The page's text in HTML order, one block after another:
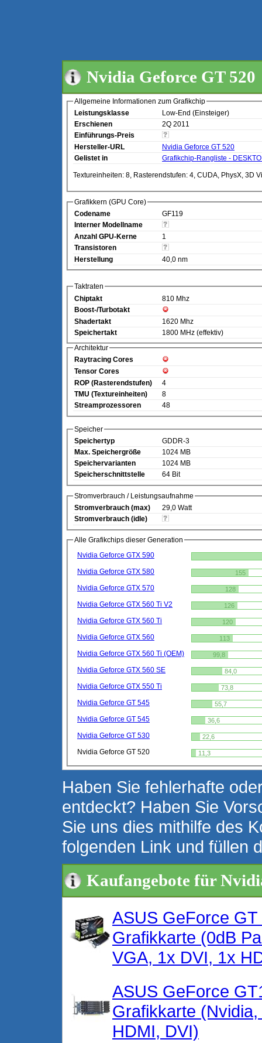
Nvidia Geforce GT 520
Allgemeine Informationen zum Grafikchip
Leistungsklasse
Low-End (Einsteiger)
Erschienen
2Q 2011
Einführungs-Preis
Hersteller-URL
Nvidia Geforce GT 520
Gelistet in
Grafikchip-Rangliste -
Textureinheiten: 8, Rasterendstufen: 4, CUDA, PhysX, 3D
Grafikkern (GPU Core)
Codename
GF119
Interner Modellname
Anzahl GPU-Kerne
1
Transistoren
Herstellung
40,0 nm
Taktraten
Chiptakt
810 Mhz
Boost-/Turbotakt
Shadertakt
1620 Mhz
Speichertakt
1800 MHz (effektiv)
Architektur
Raytracing Cores
Tensor Cores
ROP (Rasterendstufen)
4
TMU (Textureinheiten)
8
Streamprozessoren
48
Speicher
Speichertyp
GDDR-3
Max. Speichergröße
1024 MB
Speichervarianten
1024 MB
Speicherschnittstelle
64 Bit
Stromverbrauch / Leistungsaufnahme
Stromverbrauch (max)
29,0 Watt
Stromverbrauch (idle)
Alle Grafikchips dieser Generation
Nvidia Geforce GTX 590
Nvidia Geforce GTX 580
155
Nvidia Geforce GTX 570 128
Nvidia Geforce GTX 560 Ti V2 126
Nvidia Geforce GTX 560 Ti 120
Nvidia Geforce GTX 560 113
Nvidia Geforce GTX 560 Ti (OEM) 99,8
Nvidia Geforce GTX 560 SE 84,0
Nvidia Geforce GTX 550 Ti 73,8
Nvidia Geforce GT 545 55,7
Nvidia Geforce GT 545 36,6
Nvidia Geforce GT 530 22,6
Nvidia Geforce GT 520 11,3
Haben Sie fehlerhafte
entdeckt? Haben Sie
Sie uns dies mithilfe des
folgenden Link und füllen
Kaufangebote für
ASUS GeForce
Grafikkarte (0dB
VGA, 1x DVI, 1x
ASUS GeForce
Grafikkarte
HDMI, DVI)